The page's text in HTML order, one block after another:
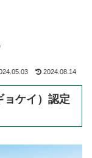
2024.08.14
ョケイ）認定